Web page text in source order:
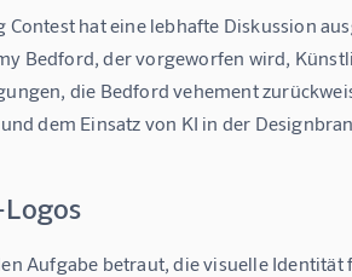
hat eine lebhafte Diskussion
Bedford, der vorgeworfen wird,
die Bedford vehement
dem Einsatz von KI in der
Aufgabe betraut, die visuelle Identität